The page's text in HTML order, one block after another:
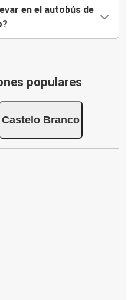
en el autobús de
populares
Castelo Branco